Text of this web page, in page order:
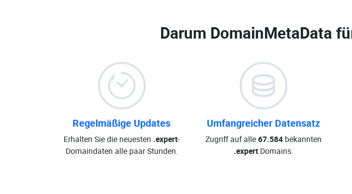
Darum DomainMetaData
Regelmäßige Updates
Erhalten Sie die neuesten .expert-
Domaindaten alle paar Stunden.
Umfangreicher Datensatz
Zugriff auf alle67.584bekannten
.expertDomains.